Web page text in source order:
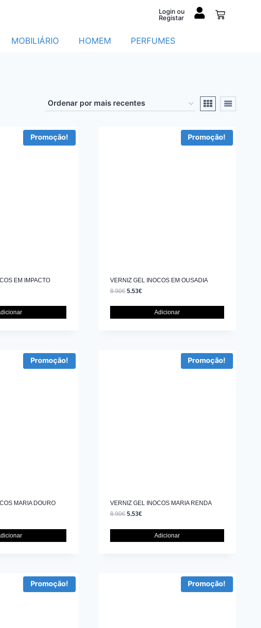
Login ou
Registar
MOBILIÁRIO HOMEM PERFUMES
Promoção!
EM IMPACTO
Promoção!
VERNIZ GEL INOCOS EM OUSADIA
8.90€ 5.53€
Adicionar
Promoção!
MARIA DOURO
Promoção!
VERNIZ GEL INOCOS MARIA RENDA
8.90€ 5.53€
Adicionar
Promoção! Promoção!